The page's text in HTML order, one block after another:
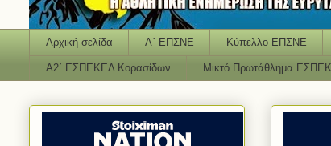
Αρχική σελίδα Α΄ ΕΠΣΝΕ Κύπελλο ΕΠΣΝΕ
Α2΄ ΕΣΠΕΚΕΛ Κορασίδων Μικτό Πρωτάθλημα